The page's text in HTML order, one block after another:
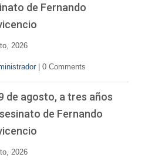
de Fernando
2026
0 Comments
de agosto, a tres años
de Fernando
2026